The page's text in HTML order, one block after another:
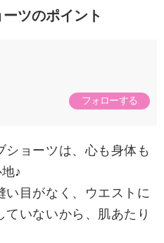
ツのポイント
フォローする
ョーツは、心も身体も
♪
い目がなく、ウエストに
ていないから、肌あたり